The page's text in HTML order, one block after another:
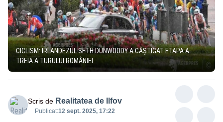
CICLISM: IRLANDEZUL SETH DUNWOODY A CÂȘTIGAT ETAPA A
TREIA A TURULUI ROMÂNIEI
Scris de Realitatea de Ilfov
Publicat:12 sept. 2025, 17:22